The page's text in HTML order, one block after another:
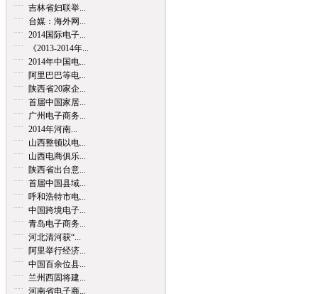
吉林省妇联举...
台媒：海外网...
2014国际电子...
《2013-2014年...
2014年中国电...
阿里巴巴等电...
陕西省20家企...
首届中国家居...
广州电子商务...
2014年河南...
山西整顿以电...
山西电商俱乐...
陕西省出台意...
首届中国县域...
呼和浩特市电...
中国跨境电子...
青岛电子商务...
河北清河获“...
阿里举行经济...
中国百余位县...
兰州西固将建...
河南省电子商...